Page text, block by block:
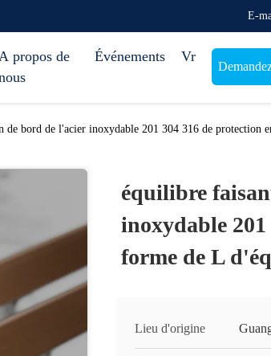
E-
propos de
Événements Vr
de bord de l'acier inoxydable 201 304 316 de protection
équilibre
inoxydable 201
forme de L
Lieu d'origine